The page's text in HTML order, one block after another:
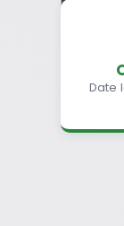
Date